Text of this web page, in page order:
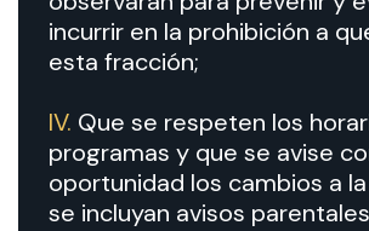
incurrir en la prohibición a
esta fracción;
IV. Que se respeten los
programas y que se avise
oportunidad los cambios a
se incluyan avisos